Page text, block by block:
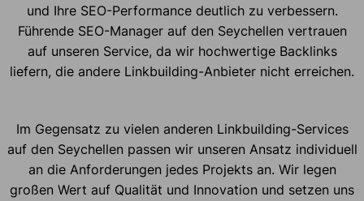
und Ihre SEO-Performance deutlich zu verbessern.
Führende SEO-Manager auf den Seychellen vertrauen
auf unseren Service, da wir hochwertige Backlinks
liefern, die andere Linkbuilding-Anbieter nicht erreichen.
Im Gegensatz zu vielen anderen Linkbuilding-Services
auf den Seychellen passen wir unseren Ansatz individuell
an die Anforderungen jedes Projekts an. Wir legen
großen Wert auf Qualität und Innovation und setzen uns